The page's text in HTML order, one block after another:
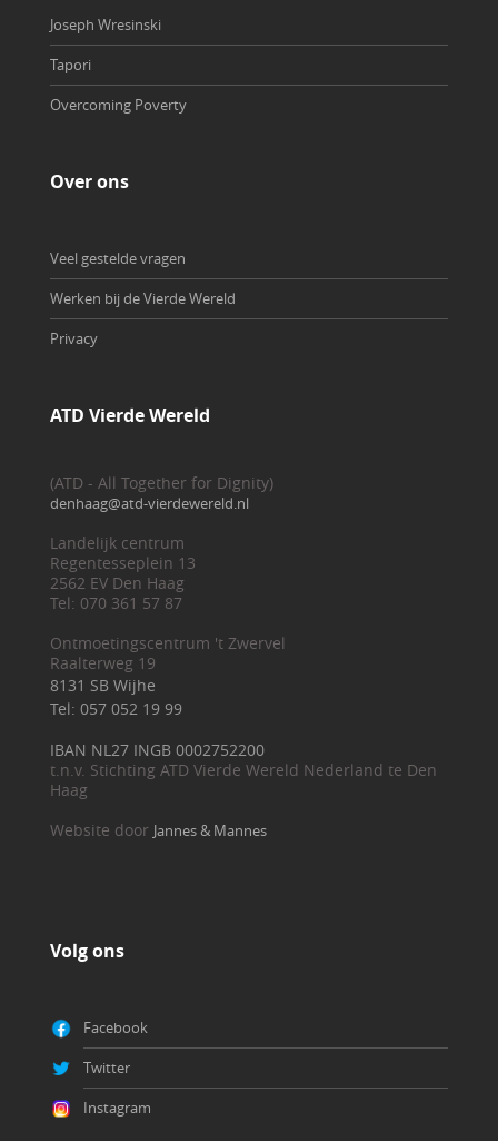
Joseph Wresinski
Tapori
Overcoming Poverty
Over ons
Veel gestelde vragen
Werken bij de Vierde Wereld
Privacy
ATD Vierde Wereld
(ATD - All Together for Dignity)
denhaag@atd-vierdewereld.nl
Landelijk centrum
Regentesseplein 13
2562 EV Den Haag
Tel: 070 361 57 87
Ontmoetingscentrum 't Zwervel
Raalterweg 19
8131 SB Wijhe
Tel: 057 052 19 99
IBAN NL27 INGB 0002752200
t.n.v. Stichting ATD Vierde Wereld Nederland te Den
Haag
Website door Jannes & Mannes
Volg ons
Facebook
Twitter
Instagram